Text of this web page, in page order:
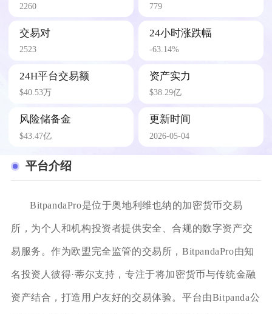
2260 779
交易对
2523
24小时涨跌幅
-63.14%
24H平台交易额
$40.53万
资产实力
$38.29亿
风险储备金
$43.47亿
更新时间
2026-05-04
平台介绍
BitpandaPro是位于奥地利维也纳的加密货币交易
所，为个人和机构投资者提供安全、合规的数字资产交
易服务。作为欧盟完全监管的交易所，BitpandaPro由知
名投资人彼得·蒂尔支持，专注于将加密货币与传统金融
资产结合，打造用户友好的交易体验。平台由Bitpanda公